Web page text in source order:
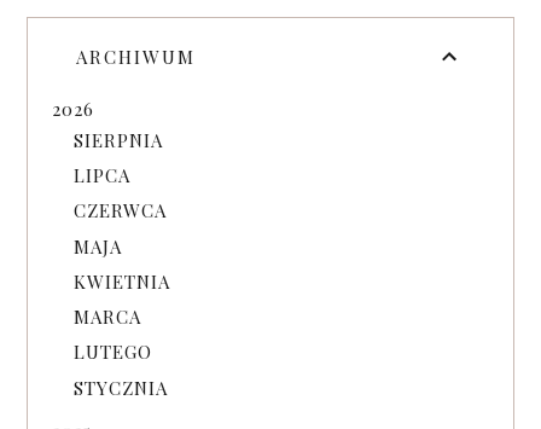
ARCHIWUM
2026
SIERPNIA
LIPCA
CZERWCA
MAJA
KWIETNIA
MARCA
LUTEGO
STYCZNIA